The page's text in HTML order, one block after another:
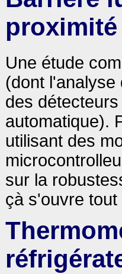
proximité
Une étude
(dont l'analyse
des
automatique).
utilisant des
sur la
çà s'ouvre tout